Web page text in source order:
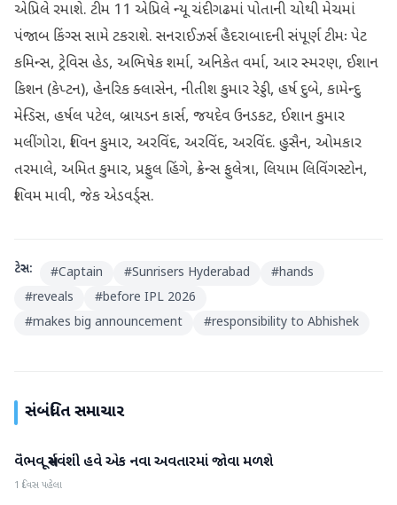
એપ્રિલે રમાશે. ટીમ 11 એપ્રિલે ન્યૂ ચંદીગઢમાં પોતાની ચોથી મેચમાં
પંજાબ કિંગ્સ સામે ટકરાશે. સનરાઈઝર્સ હૈદરાબાદની સંપૂર્ણ ટીમઃ પેટ
કમિન્સ, ટ્રેવિસ હેડ, અભિષેક શર્મા, અનિકેત વર્મા, આર સ્મરણ, ઈશાન
કિશન (કેપ્ટન), હેનરિક ક્લાસેન, નીતીશ કુમાર રેડ્ડી, હર્ષ દુબે, કામેન્દુ
મેન્ડિસ, હર્ષલ પટેલ, બ્રાયડન કાર્સ, જયદેવ ઉનડકટ, ઈશાન કુમાર
મલીંગોરા, શિવન કુમાર, અરવિંદ, અરવિંદ, અરવિંદ. હુસૈન, ઓમકાર
તરમાલે, અમિત કુમાર, પ્રફુલ હિંગે, ક્રેન્સ ફુલેત્રા, લિયામ લિવિંગસ્ટોન,
શિવમ માવી, જેક એડવર્ડ્સ.
ટેગ્સ: #Captain #Sunrisers Hyderabad #hands
#reveals #before IPL 2026
#makes big announcement #responsibility to Abhishek
સંબંધિત સમાચાર
રમતગમત
વૈભવ સૂર્યવંશી હવે એક નવા અવતારમાં જોવા મળશે
1 દિવસ પહેલા